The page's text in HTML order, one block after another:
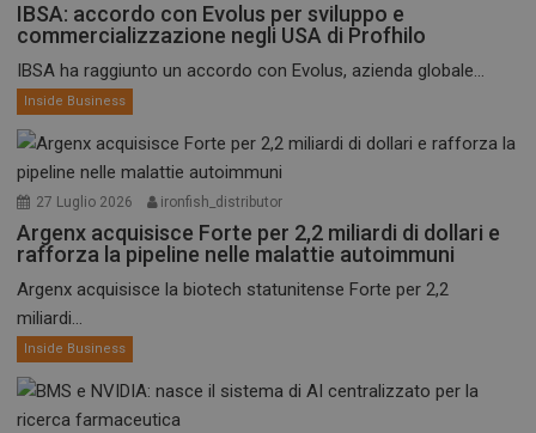
IBSA: accordo con Evolus per sviluppo e
commercializzazione negli USA di Profhilo
IBSA ha raggiunto un accordo con Evolus, azienda globale...
Inside Business
27 Luglio 2026 ironfish_distributor
Argenx acquisisce Forte per 2,2 miliardi di dollari e
rafforza la pipeline nelle malattie autoimmuni
Argenx acquisisce la biotech statunitense Forte per 2,2
miliardi...
Inside Business